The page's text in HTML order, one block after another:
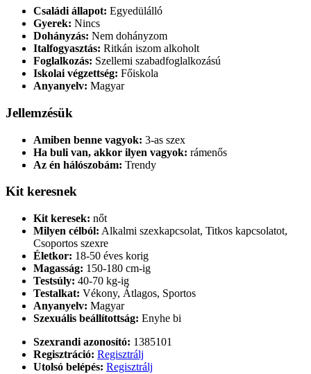
Családi állapot: Egyedülálló
Gyerek: Nincs
Dohányzás: Nem dohányzom
Italfogyasztás: Ritkán iszom alkoholt
Foglalkozás: Szellemi szabadfoglalkozású
Iskolai végzettség: Főiskola
Anyanyelv: Magyar
Jellemzésük
Amiben benne vagyok: 3-as szex
Ha buli van, akkor ilyen vagyok: rámenős
Az én hálószobám: Trendy
Kit keresnek
Kit keresek: nőt
Milyen célból: Alkalmi szexkapcsolat, Titkos kapcsolatot,
Csoportos szexre
Életkor: 18-50 éves korig
Magasság: 150-180 cm-ig
Testsúly: 40-70 kg-ig
Testalkat: Vékony, Átlagos, Sportos
Anyanyelv: Magyar
Szexuális beállítottság: Enyhe bi
Szexrandi azonosító: 1385101
Regisztráció: Regisztrálj
Utolsó belépés: Regisztrálj